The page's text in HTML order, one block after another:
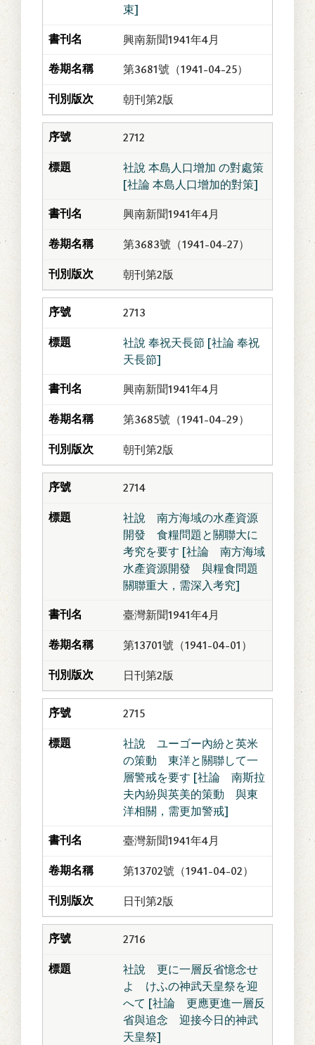
束]
興南新聞1941年4月
第3681號（1941-04-25）
朝刊第2版
2712
社說 本島人口增加 の對處策
[社論 本島人口增加的對策]
興南新聞1941年4月
第3683號（1941-04-27）
朝刊第2版
2713
社說 奉祝天長節 [社論 奉祝
天長節]
興南新聞1941年4月
第3685號（1941-04-29）
朝刊第2版
2714
社說 南方海域の水產資源
開發 食糧問題と關聯大に
考究を要す [社論 南方海域
水產資源開發 與糧食問題
關聯重大，需深入考究]
臺灣新聞1941年4月
第13701號（1941-04-01）
日刊第2版
2715
社說 ユーゴー內紛と英米
の策動 東洋と關聯して一
層警戒を要す [社論 南斯拉
夫內紛與英美的策動 與東
洋相關，需更加警戒]
臺灣新聞1941年4月
第13702號（1941-04-02）
日刊第2版
2716
社說 更に一層反省憶念せ
よ けふの神武天皇祭を迎
へて [社論 更應更進一層反
省與追念 迎接今日的神武
天皇祭]